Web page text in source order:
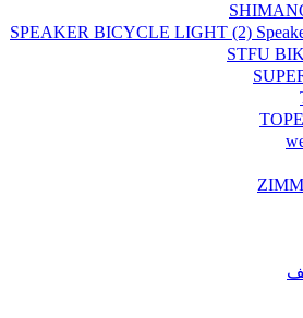
SPEAKER BICYCLE LIGHT (2)
STFU